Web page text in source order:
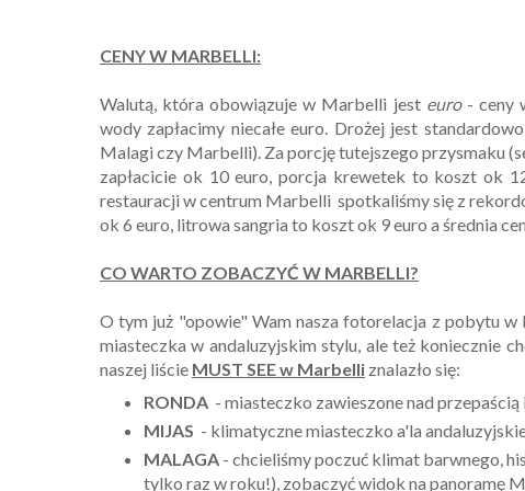
CENY W MARBELLI:
Walutą, która obowiązuje w Marbelli jest euro- ceny
wody zapłacimy niecałe euro. Drożej jest
Malagi czy Marbelli). Za porcję tutejszego przysmaku
zapłacicie ok 10 euro, porcja krewetek to koszt ok
restauracji w centrum Marbelli spotkaliśmy się z
ok 6 euro, litrowa sangria to koszt ok 9 euro a średnia
CO WARTO ZOBACZYĆ W MARBELLI?
O tym już "opowie" Wam nasza fotorelacja z pobytu
miasteczka w andaluzyjskim stylu, ale też koniecznie
naszej liście MUST SEE w Marbelli znalazło się:
RONDA - miasteczko zawieszone nad
MIJAS - klimatyczne miasteczko a'la
MALAGA - chcieliśmy poczuć klimat barwnego,
tylko raz w roku!), zobaczyć widok na panoramę